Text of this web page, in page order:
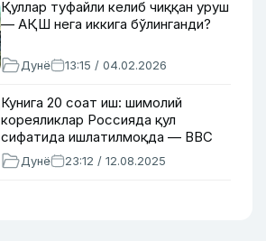
Қуллар туфайли келиб чиққан уруш
— АҚШ нега иккига бўлинганди?
Дунё 13:15 / 04.02.2026
Кунига 20 соат иш: шимолий
кореяликлар Россияда қул
сифатида ишлатилмоқда — BBC
Дунё 23:12 / 12.08.2025